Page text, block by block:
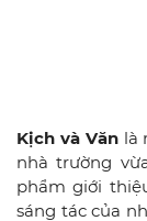
Kịch và Vănlà
nhà trường
phẩm giới
sáng tác của